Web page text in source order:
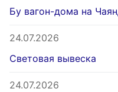
Бу вагон-дома на
24.07.2026
Световая вывеска
24.07.2026